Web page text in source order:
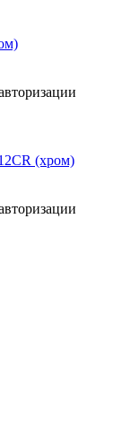
(хром)